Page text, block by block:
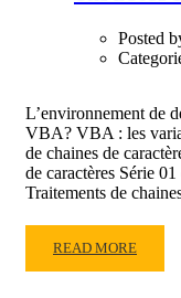
Posted
L’environnement de
VBA? VBA : les
de chaines de
de caractères Série
Traitements de
READ
MORE
READ MORE